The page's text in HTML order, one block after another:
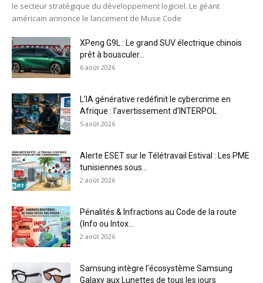
le secteur stratégique du développement logiciel. Le géant
américain annonce le lancement de Muse Code
XPeng G9L : Le grand SUV électrique chinois
prêt à bousculer...
6 août 2026
L’IA générative redéfinit le cybercrime en
Afrique : l’avertissement d’INTERPOL
5 août 2026
Alerte ESET sur le Télétravail Estival : Les PME
tunisiennes sous...
2 août 2026
Pénalités & Infractions au Code de la route
(Info ou Intox...
2 août 2026
Samsung intègre l’écosystème Samsung
Galaxy aux Lunettes de tous les jours